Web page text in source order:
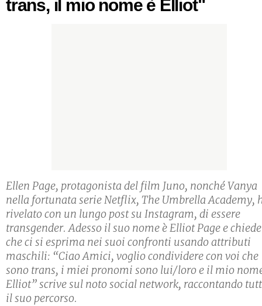
trans, il mio nome è Elliot"
Ellen Page, protagonista del film Juno, nonché Vanya
nella fortunata serie Netflix, The Umbrella Academy,
rivelato con un lungo post su Instagram, di essere
transgender. Adesso il suo nome è Elliot Page e chiede
che ci si esprima nei suoi confronti usando attributi
maschili: “Ciao Amici, voglio condividere con voi che
sono trans, i miei pronomi sono lui/loro e il mio
Elliot” scrive sul noto social network, raccontando
il suo percorso.